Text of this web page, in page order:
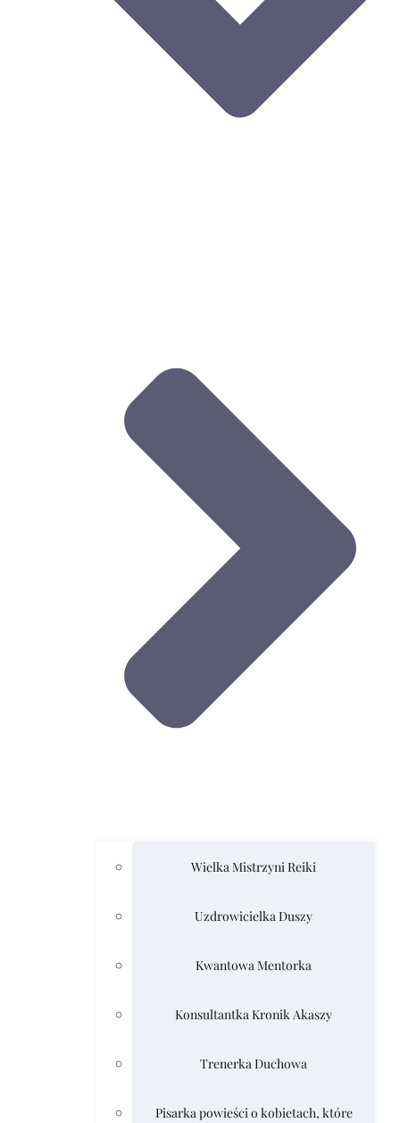
Wielka Mistrzyni Reiki
Uzdrowicielka Duszy
Kwantowa Mentorka
Konsultantka Kronik Akaszy
Trenerka Duchowa
Pisarka powieści o kobietach, które